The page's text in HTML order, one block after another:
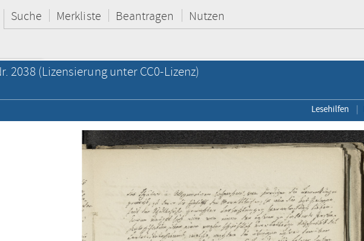
Suche Merkliste Beantragen Nutzen
2038(Lizensierung unter CC0-Lizenz)
Lesehilfen